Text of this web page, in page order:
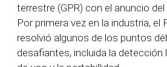
terrestre (GPR) con el anuncio del
Por primera vez en la industria, el
resolvió algunos de los puntos
desafiantes, incluida la detección